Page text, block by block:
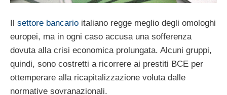
Il settore bancario italiano regge meglio degli omologhi
europei, ma in ogni caso accusa una sofferenza
dovuta alla crisi economica prolungata. Alcuni gruppi,
quindi, sono costretti a ricorrere ai prestiti BCE per
ottemperare alla ricapitalizzazione voluta dalle
normative sovranazionali.